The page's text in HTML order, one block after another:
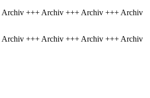
+++ Archiv +++ Archiv +++ Archiv
+++ Archiv +++ Archiv +++ Archiv